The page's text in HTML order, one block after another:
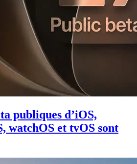
publiques d’iOS,
watchOS et tvOS sont